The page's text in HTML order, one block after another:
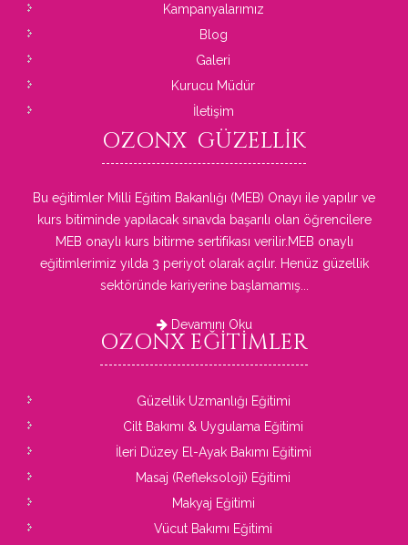
Kampanyalarımız
Blog
Galeri
Kurucu Müdür
İletişim
OZONX GÜZELLIK
Bu eğitimler Milli Eğitim Bakanlığı (MEB) Onayı ile yapılır ve
kurs bitiminde yapılacak sınavda başarılı olan öğrencilere
MEB onaylı kurs bitirme sertifikası verilir.MEB onaylı
eğitimlerimiz yılda 3 periyot olarak açılır. Henüz güzellik
sektöründe kariyerine başlamamış...
Devamını Oku
OZONX EĞITIMLER
Güzellik Uzmanlığı Eğitimi
Cilt Bakımı & Uygulama Eğitimi
İleri Düzey El-Ayak Bakımı Eğitimi
Masaj (Refleksoloji) Eğitimi
Makyaj Eğitimi
Vücut Bakımı Eğitimi